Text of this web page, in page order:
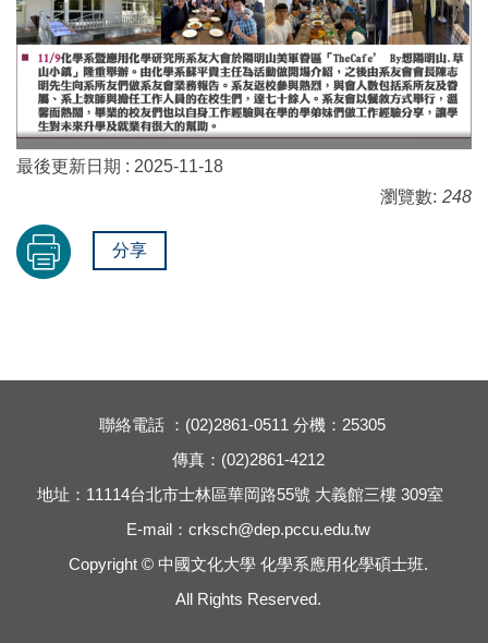
最後更新日期 : 2025-11-18
瀏覽數: 248
分享
聯絡電話 ：(02)2861-0511 分機：25305
傳真：(02)2861-4212
地址：11114台北市士林區華岡路55號 大義館三樓 309室
E-mail： crksch@dep.pccu.edu.tw
Copyright © 中國文化大學 化學系應用化學碩士班.
All Rights Reserved.